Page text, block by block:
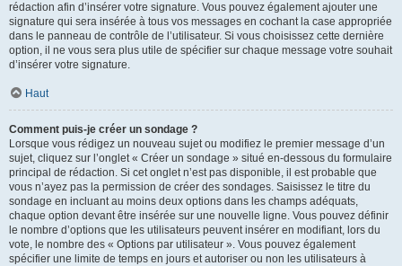
rédaction afin d’insérer votre signature. Vous pouvez également ajouter une
signature qui sera insérée à tous vos messages en cochant la case appropriée
dans le panneau de contrôle de l’utilisateur. Si vous choisissez cette dernière
option, il ne vous sera plus utile de spécifier sur chaque message votre souhait
d’insérer votre signature.
Haut
Comment puis-je créer un sondage ?
Lorsque vous rédigez un nouveau sujet ou modifiez le premier message d’un
sujet, cliquez sur l’onglet « Créer un sondage » situé en-dessous du formulaire
principal de rédaction. Si cet onglet n’est pas disponible, il est probable que
vous n’ayez pas la permission de créer des sondages. Saisissez le titre du
sondage en incluant au moins deux options dans les champs adéquats,
chaque option devant être insérée sur une nouvelle ligne. Vous pouvez définir
le nombre d’options que les utilisateurs peuvent insérer en modifiant, lors du
vote, le nombre des « Options par utilisateur ». Vous pouvez également
spécifier une limite de temps en jours et autoriser ou non les utilisateurs à